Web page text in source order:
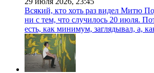
Всякий, кто хоть раз видел Митю
ни с тем, что случилось 20 июля.
есть, как минимум, заглядывал, а,